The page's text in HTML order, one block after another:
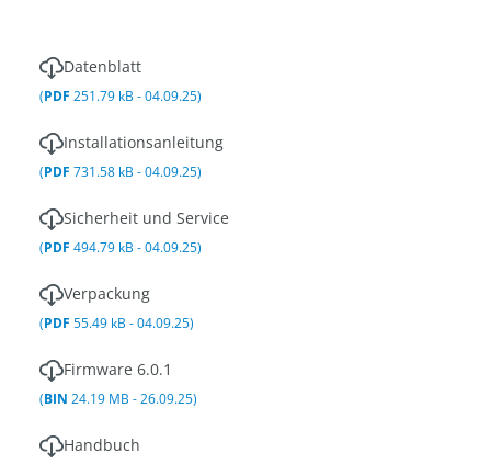
Datenblatt
(PDF 251.79 kB - 04.09.25)
Installationsanleitung
(PDF 731.58 kB - 04.09.25)
Sicherheit und Service
(PDF 494.79 kB - 04.09.25)
Verpackung
(PDF 55.49 kB - 04.09.25)
Firmware 6.0.1
(BIN 24.19 MB - 26.09.25)
Handbuch